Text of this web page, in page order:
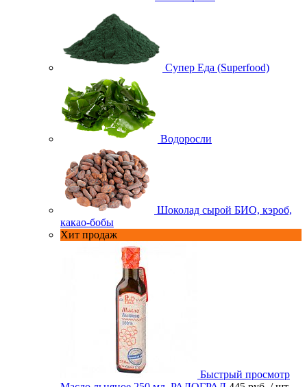
Супер Еда (Superfood)
Водоросли
Шоколад сырой БИО, кэроб,
какао-бобы
Хит продаж
Быстрый просмотр